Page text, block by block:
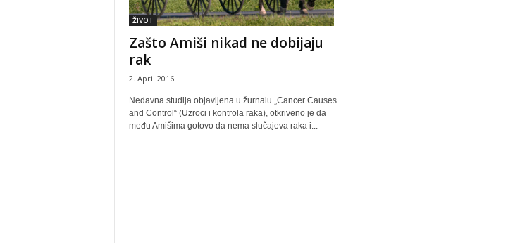
ŽIVOT
Zašto Amiši nikad ne dobijaju
rak
2. April 2016.
Nedavna studija objavljena u žurnalu „Cancer Causes
and Control“ (Uzroci i kontrola raka), otkriveno je da
među Amišima gotovo da nema slučajeva raka i...